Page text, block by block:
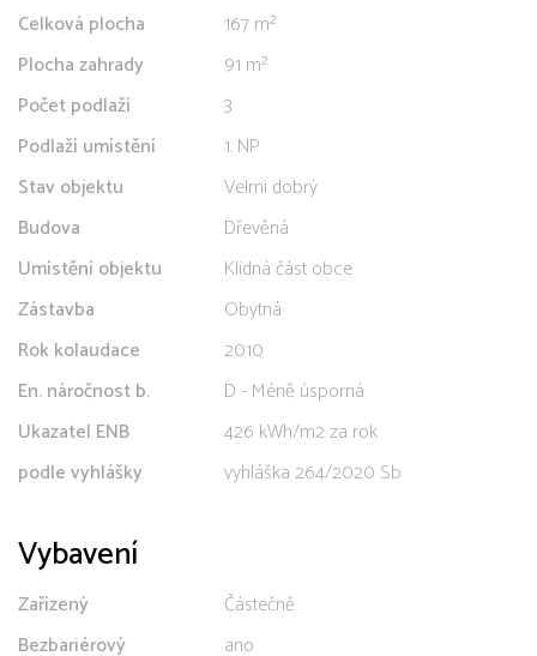
Celková plocha
167 m²
Plocha zahrady
91 m²
Počet podlaží
3
Podlaží umístění
1. NP
Stav objektu
Velmi dobrý
Budova
Dřevěná
Umístění objektu
Klidná část obce
Zástavba
Obytná
Rok kolaudace
2010
En. náročnost b.
D - Méně úsporná
Ukazatel ENB
426 kWh/m2 za rok
podle vyhlášky
vyhláška 264/2020 Sb
Vybavení
Zařízený
Částečně
Bezbariérový
ano